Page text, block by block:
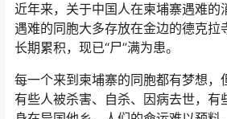
近年来，关于中国人在柬埔寨遇难的
遇难的同胞大多存放在金边的德克拉
长期累积，现已“尸”满为患。
每一个来到柬埔寨的同胞都有梦想，
有些人被杀害、自杀、因病去世，有